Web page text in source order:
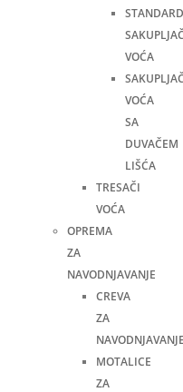
VOĆA
VOĆA
SA
DUVAČEM
LIŠĆA
TRESAČI
VOĆA
OPREMA
ZA
NAVODNJAVANJE
CREVA
ZA
NAVODNJAVANJE
MOTALICE
ZA